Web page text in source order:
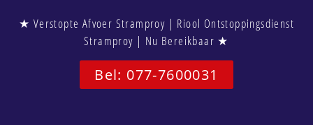
★ Verstopte Afvoer Stramproy | Riool Ontstoppingsdienst
Stramproy | Nu Bereikbaar ★
Bel: 077-7600031